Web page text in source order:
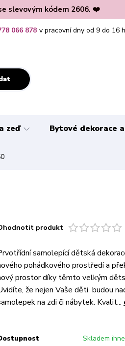
slevovým kódem 2606. ❤️
066 878 v pracovní dny od 9 do 16
zeď Bytové dekorace
produkt
samolepící dětská
pohádkového prostředí a
prostor díky těmto velkým
že nejen Vaše děti budou
na zdi či nábytek. Kvalit...
Skladem